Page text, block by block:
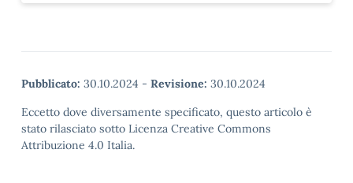
Pubblicato: 30.10.2024 - Revisione: 30.10.2024
Eccetto dove diversamente specificato, questo articolo è
stato rilasciato sotto Licenza Creative Commons
Attribuzione 4.0 Italia.